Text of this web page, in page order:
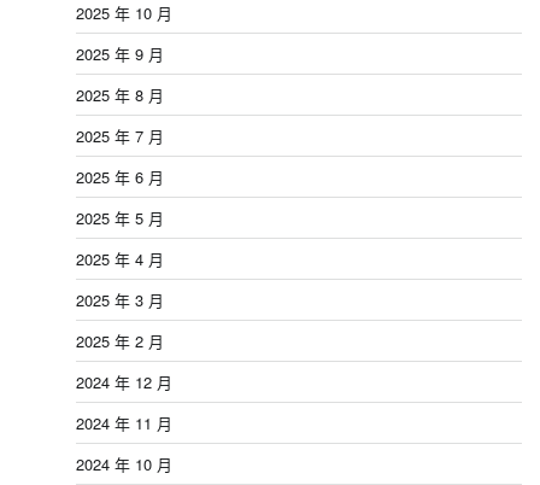
2025 年 10 月
2025 年 9 月
2025 年 8 月
2025 年 7 月
2025 年 6 月
2025 年 5 月
2025 年 4 月
2025 年 3 月
2025 年 2 月
2024 年 12 月
2024 年 11 月
2024 年 10 月